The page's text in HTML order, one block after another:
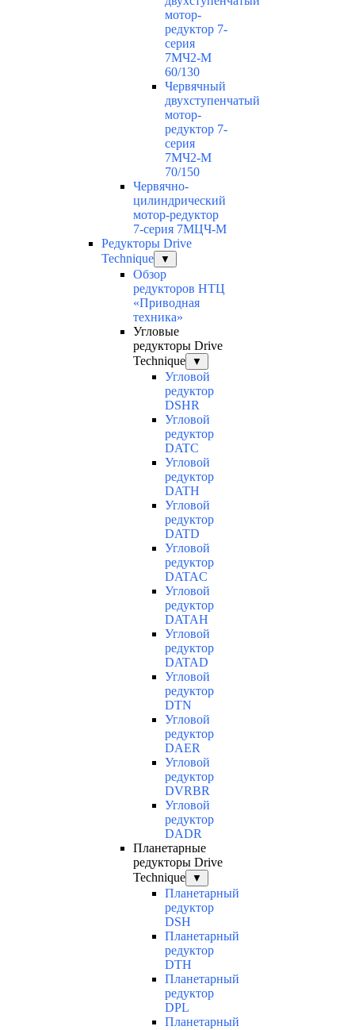
мотор-
редуктор 7-
серия
7МЧ2-М
60/130
Червячный
двухступенчатый
мотор-
редуктор 7-
серия
7МЧ2-М
70/150
Червячно-
цилиндрический
мотор-редуктор
7-серия 7МЦЧ-М
Редукторы Drive
Technique
▼
Обзор
редукторов НТЦ
«Приводная
техника»
Угловые
редукторы Drive
Technique
▼
Угловой
редуктор
DSHR
Угловой
редуктор
DATC
Угловой
редуктор
DATH
Угловой
редуктор
DATD
Угловой
редуктор
DATAC
Угловой
редуктор
DATAH
Угловой
редуктор
DATAD
Угловой
редуктор
DTN
Угловой
редуктор
DAER
Угловой
редуктор
DVRBR
Угловой
редуктор
DADR
Планетарные
редукторы Drive
Technique
▼
Планетарный
редуктор
DSH
Планетарный
редуктор
DTH
Планетарный
редуктор
DPL
Планетарный